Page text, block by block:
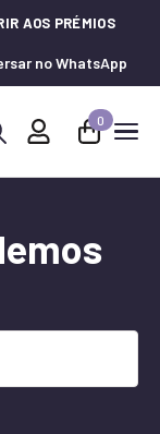
AOS PRÉMIOS
no WhatsApp
0